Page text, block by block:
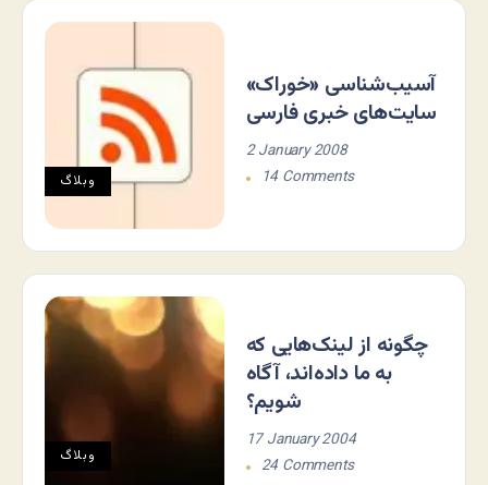
وبلاگ
آسیب‌شناسی «خوراک»
سایت‌های خبری فارسی
2 January 2008
14 Comments
وبلاگ
چگونه از لینک‌هایی که
به ما داده‌اند، آگاه
شویم؟
17 January 2004
24 Comments